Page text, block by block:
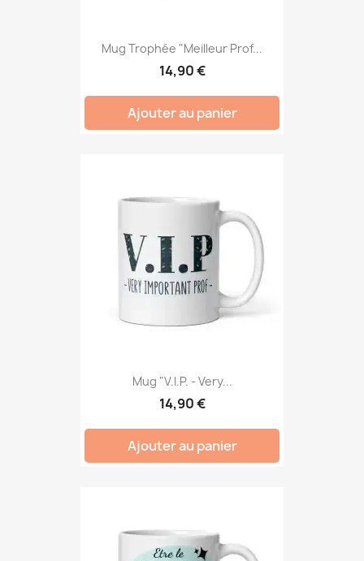
Mug Trophée "Meilleur Prof...
14,90 €
Ajouter au panier
Mug "V.I.P. - Very...
14,90 €
Ajouter au panier